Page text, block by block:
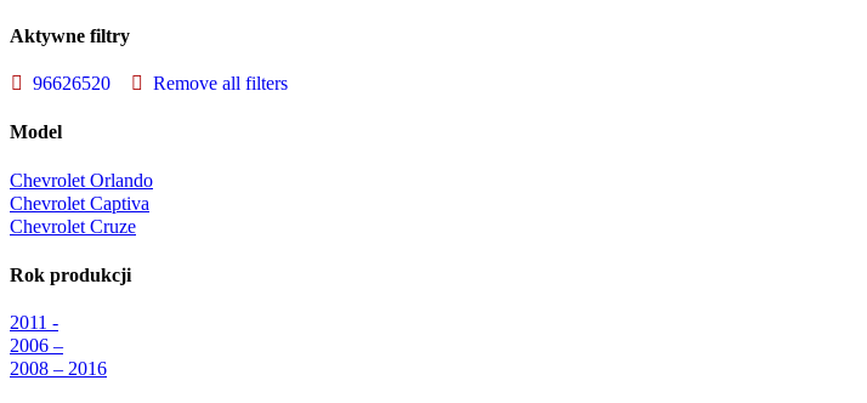
Aktywne filtry
96626520 Remove all filters
Model
Chevrolet Orlando
Chevrolet Captiva
Chevrolet Cruze
Rok produkcji
2011 -
2006 –
2008 – 2016